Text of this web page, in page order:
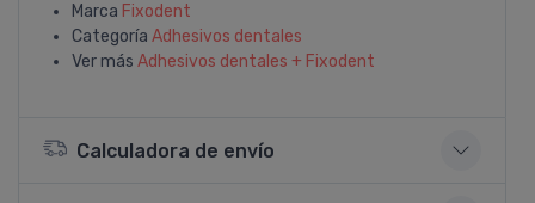
Marca Fixodent
Categoría Adhesivos dentales
Ver más Adhesivos dentales + Fixodent
Calculadora de envío